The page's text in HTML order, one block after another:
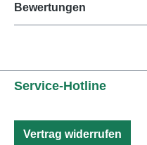
Bewertungen
Service-Hotline
Vertrag widerrufen